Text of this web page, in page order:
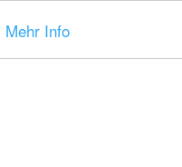
Mehr Info